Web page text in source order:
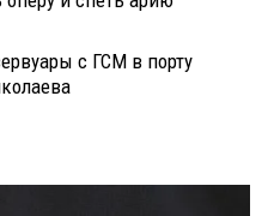
с ГСМ в порту